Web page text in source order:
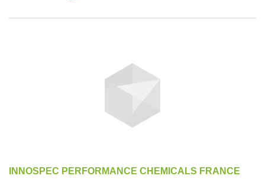
INNOSPEC PERFORMANCE CHEMICALS FRANCE